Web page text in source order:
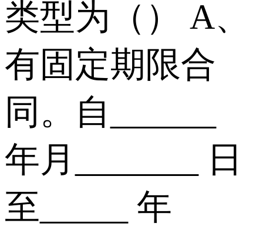
类型为（） A、
有固定期限合
同。自______
年月_______ 日
至_____ 年